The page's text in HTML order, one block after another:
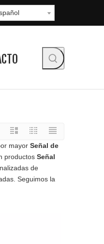
mayor Señal de
productos Señal
de
Seguimos la